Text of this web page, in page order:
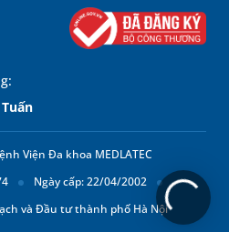
Viện Đa khoa MEDLATEC
Ngày cấp: 22/04/2002
và Đầu tư thành phố Hà Nội